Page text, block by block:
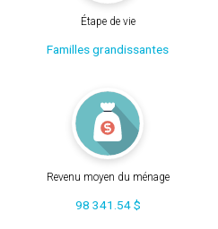
Étape de vie
Familles grandissantes
Revenu moyen du ménage
98 341.54 $